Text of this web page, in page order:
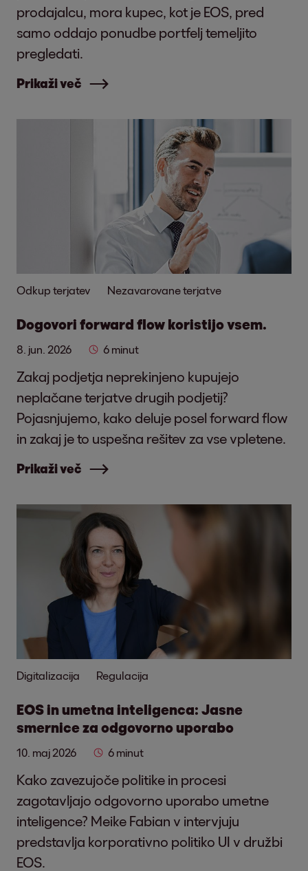
prodajalcu, mora kupec, kot je EOS, pred
samo oddajo ponudbe portfelj temeljito
pregledati.
Prikaži več
Odkup terjatev Nezavarovane terjatve
Dogovori forward flow koristijo vsem.
8. jun. 2026 6 minut
Zakaj podjetja neprekinjeno kupujejo
neplačane terjatve drugih podjetij?
Pojasnjujemo, kako deluje posel forward flow
in zakaj je to uspešna rešitev za vse vpletene.
Prikaži več
Digitalizacija Regulacija
EOS in umetna inteligenca: Jasne
smernice za odgovorno uporabo
10. maj 2026 6 minut
Kako zavezujoče politike in procesi
zagotavljajo odgovorno uporabo umetne
inteligence? Meike Fabian v intervjuju
predstavlja korporativno politiko UI v družbi
EOS.